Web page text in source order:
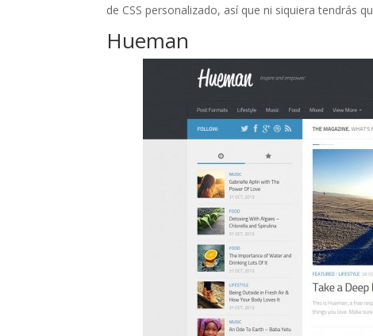
de CSS personalizado, así que ni siquiera tendrás
Hueman